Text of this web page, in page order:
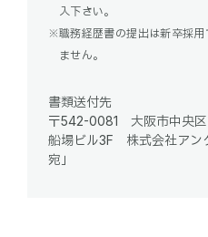
入下さい。
職務経歴書の提出は新卒採
ません。
書類送付先
〒542-0081 大阪市中央
船場ビル3F 株式会社アン
宛」